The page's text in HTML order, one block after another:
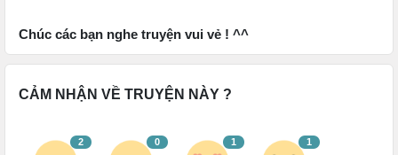
Chúc các bạn nghe truyện vui vẻ ! ^^
CẢM NHẬN VỀ TRUYỆN NÀY ?
2 0 1 1